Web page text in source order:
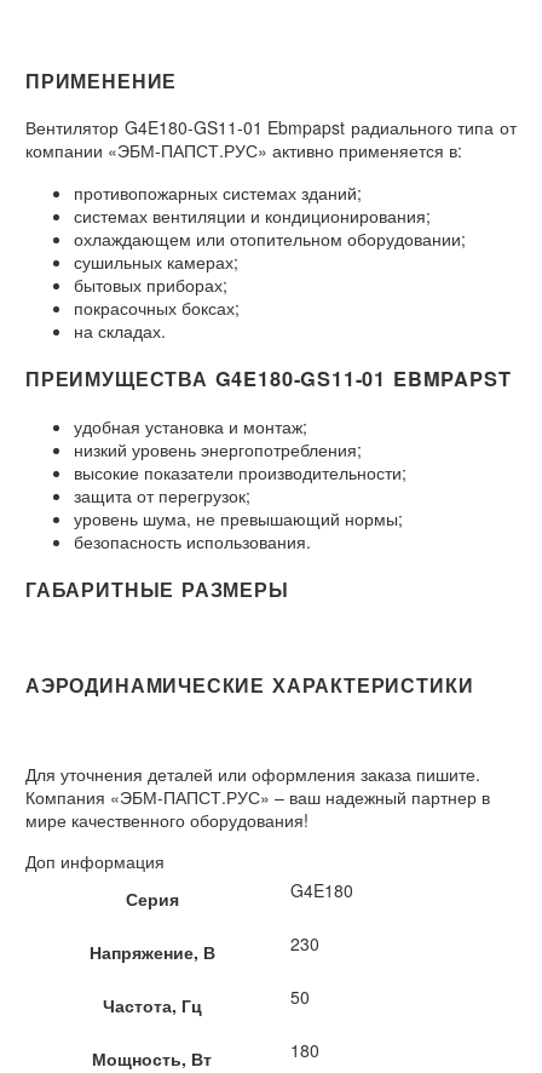
ПРИМЕНЕНИЕ
Вентилятор G4E180-GS11-01 Ebmpapst радиального типа от
компании «ЭБМ-ПАПСТ.РУС» активно применяется в:
противопожарных системах зданий;
системах вентиляции и кондиционирования;
охлаждающем или отопительном оборудовании;
сушильных камерах;
бытовых приборах;
покрасочных боксах;
на складах.
ПРЕИМУЩЕСТВА G4E180-GS11-01 EBMPAPST
удобная установка и монтаж;
низкий уровень энергопотребления;
высокие показатели производительности;
защита от перегрузок;
уровень шума, не превышающий нормы;
безопасность использования.
ГАБАРИТНЫЕ РАЗМЕРЫ
АЭРОДИНАМИЧЕСКИЕ ХАРАКТЕРИСТИКИ
Для уточнения деталей или оформления заказа пишите.
Компания «ЭБМ-ПАПСТ.РУС» – ваш надежный партнер в
мире качественного оборудования!
Доп информация
Серия
G4E180
Напряжение, В 230
Частота, Гц 50
Мощность, Вт 180